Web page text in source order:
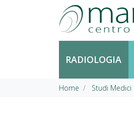
Vai al contenuto
RADIOLOGIA
Home Studi Medici